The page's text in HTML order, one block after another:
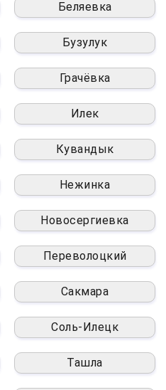
Беляевка
Бузулук
Грачёвка
Илек
Кувандык
Нежинка
Новосергиевка
Переволоцкий
Сакмара
Соль-Илецк
Ташла